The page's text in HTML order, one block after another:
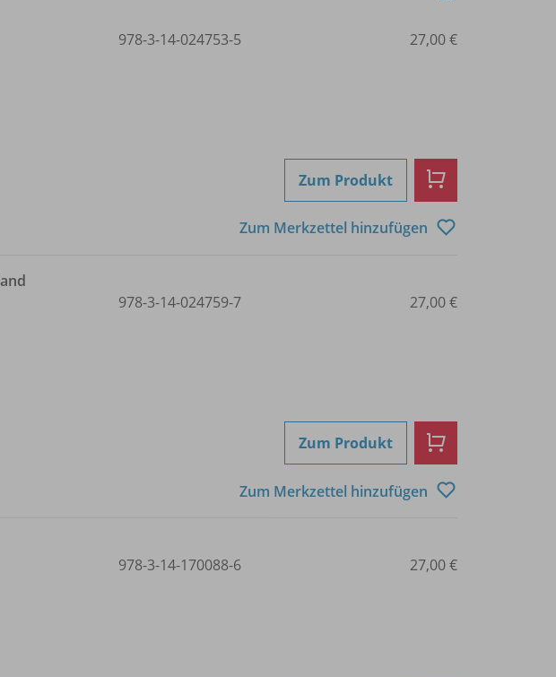
978-3-14-024753-5 27,00 €
Zum Produkt
Zum Merkzettel hinzufügen
978-3-14-024759-7 27,00 €
Zum Produkt
Zum Merkzettel hinzufügen
978-3-14-170088-6 27,00 €